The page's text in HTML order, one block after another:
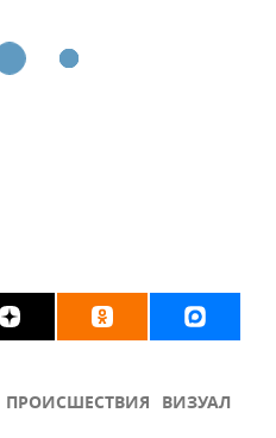
ПРОИСШЕСТВИЯ ВИЗУАЛ